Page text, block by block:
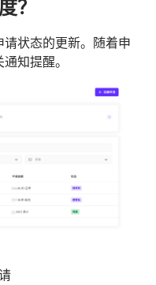
？
状态的更新。随着申
知提醒。